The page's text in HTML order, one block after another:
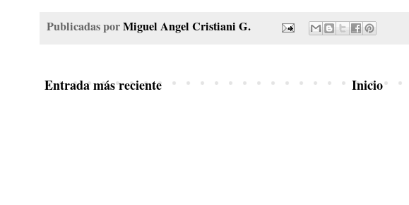
Publicadas porMiguel Angel Cristiani G.
Entrada más reciente Inicio